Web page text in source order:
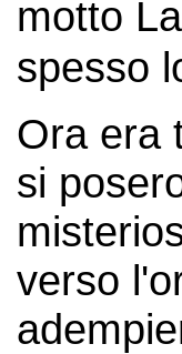
motto
spesso
Ora era
si
verso